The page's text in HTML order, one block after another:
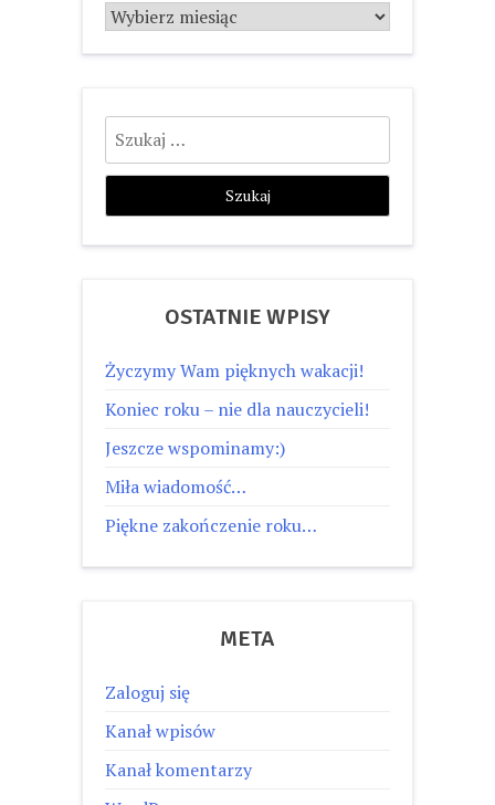
Archiwum
Szukaj:
OSTATNIE WPISY
Życzymy Wam pięknych wakacji!
Koniec roku – nie dla nauczycieli!
Jeszcze wspominamy:)
Miła wiadomość…
Piękne zakończenie roku…
META
Zaloguj się
Kanał wpisów
Kanał komentarzy